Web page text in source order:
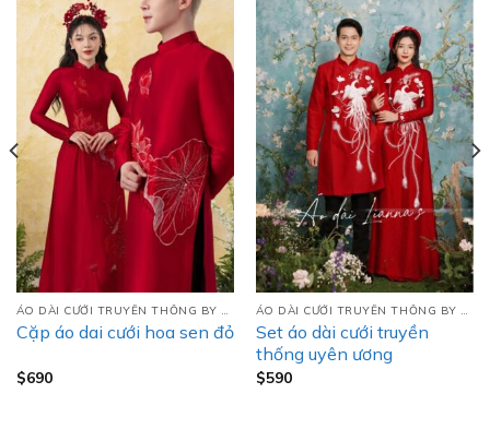
ÁO DÀI CƯỚI TRUYỀN THỐNG BY LIANNA’S
Cặp áo dai cưới hoa sen đỏ
$690
ÁO DÀI CƯỚI TRUYỀN THỐNG BY LIANNA’S
Set áo dài cưới truyền
thống uyên ương
$590